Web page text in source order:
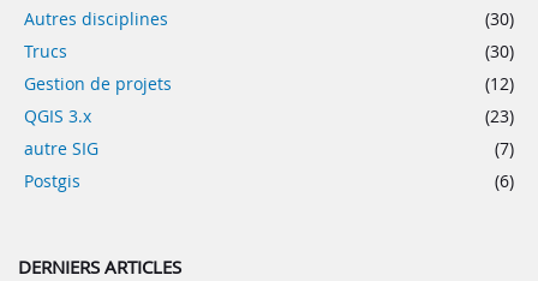
Autres disciplines
(30)
Trucs
(30)
Gestion de projets
(12)
QGIS 3.x
(23)
autre SIG
(7)
Postgis
(6)
DERNIERS ARTICLES